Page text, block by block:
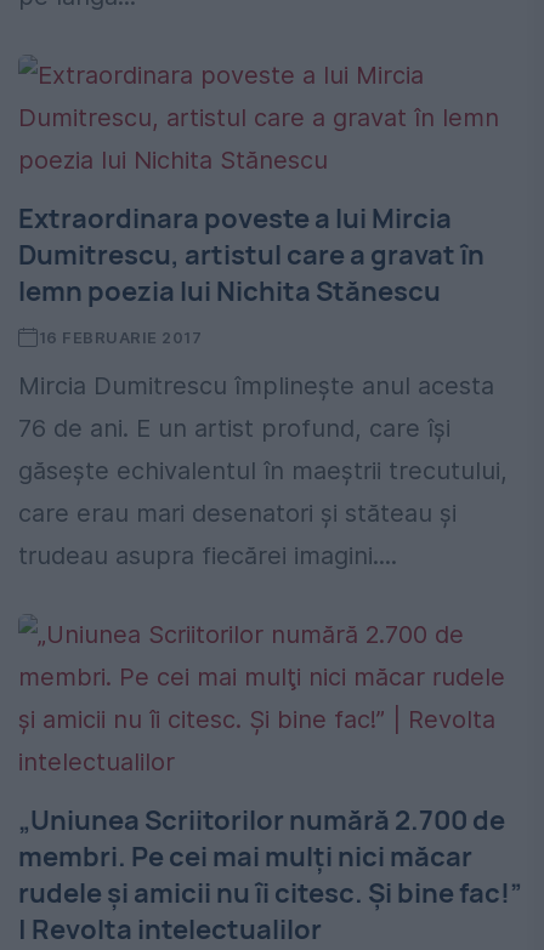
Extraordinara poveste a lui Mircia
Dumitrescu, artistul care a gravat în
lemn poezia lui Nichita Stănescu
16 FEBRUARIE 2017
Mircia Dumitrescu împlinește anul acesta
76 de ani. E un artist profund, care își
găsește echivalentul în maeștrii trecutului,
care erau mari desenatori și stăteau și
trudeau asupra fiecărei imagini....
„Uniunea Scriitorilor numără 2.700 de
membri. Pe cei mai mulţi nici măcar
rudele şi amicii nu îi citesc. Şi bine fac!”
| Revolta intelectualilor